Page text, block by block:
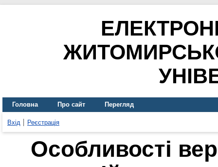
Головна Про сайт Перегляд
Вхід Реєстрація
Особливості